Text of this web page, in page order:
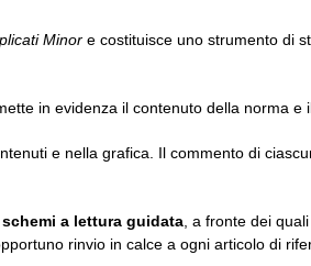
Minor e costituisce uno strumento di
in evidenza il contenuto della norma e
e nella grafica. Il commento di
schemi a lettura guidata, a fronte dei
rinvio in calce a ogni articolo di